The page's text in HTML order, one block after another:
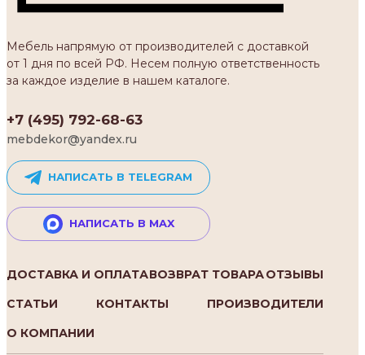
Мебель напрямую от производителей с доставкой
от 1 дня по всей РФ. Несем полную ответственность
за каждое изделие в нашем каталоге.
+7 (495) 792-68-63
mebdekor@yandex.ru
НАПИСАТЬ В TELEGRAM
НАПИСАТЬ В MAX
ДОСТАВКА И ОПЛАТАВОЗВРАТ ТОВАРАОТЗЫВЫ
СТАТЬИ
КОНТАКТЫ
ПРОИЗВОДИТЕЛИ
О КОМПАНИИ